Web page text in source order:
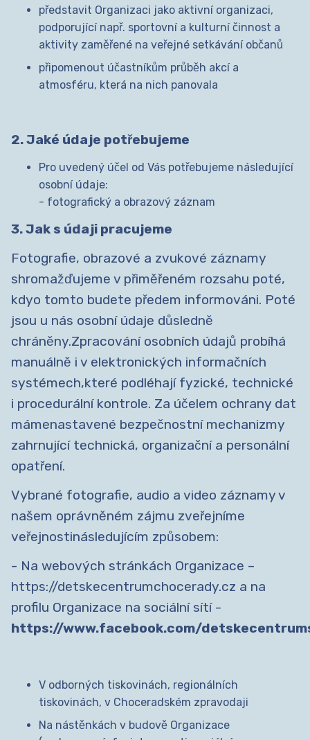
představit Organizaci jako aktivní organizaci,
podporující např. sportovní a kulturní činnost a
aktivity zaměřené na veřejné setkávání občanů
připomenout účastníkům průběh akcí a
atmosféru, která na nich panovala
2. Jaké údaje potřebujeme
Pro uvedený účel od Vás potřebujeme následující
osobní údaje:
- fotografický a obrazový záznam
3. Jak s údaji pracujeme
Fotografie, obrazové a zvukové záznamy
shromažďujeme v přiměřeném rozsahu poté,
kdyo tomto budete předem informováni. Poté
jsou u nás osobní údaje důsledně
chráněny.Zpracování osobních údajů probíhá
manuálně i v elektronických informačních
systémech,které podléhají fyzické, technické
i procedurální kontrole. Za účelem ochrany dat
mámenastavené bezpečnostní mechanizmy
zahrnující technická, organizační a personální
opatření.
Vybrané fotografie, audio a video záznamy v
našem oprávněném zájmu zveřejníme
veřejnostinásledujícím způsobem:
- Na webových stránkách Organizace –
https://detskecentrumchocerady.cz a na
profilu Organizace na sociální sítí -
https://www.facebook.com/
V odborných tiskovinách, regionálních
tiskovinách, v Choceradském zpravodaji
Na nástěnkách v budově Organizace